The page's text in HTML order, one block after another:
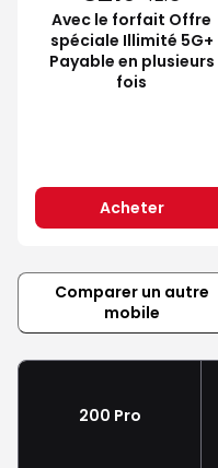
Avec le forfait Offre
spéciale Illimité 5G+
Payable en plusieurs
fois
Acheter
Comparer un autre
mobile
200 Pro